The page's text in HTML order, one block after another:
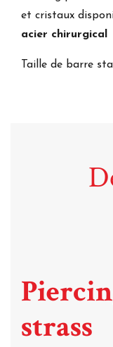
et cristaux
acier chirurgical
Taille de barre
strass